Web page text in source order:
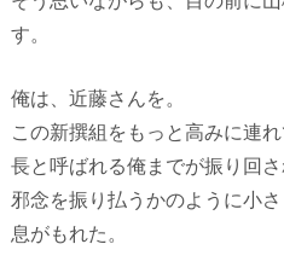
す。
俺は、近藤さんを。
この新撰組をもっと高みに連
長と呼ばれる俺までが振り回さ
邪念を振り払うかのように小
息がもれた。